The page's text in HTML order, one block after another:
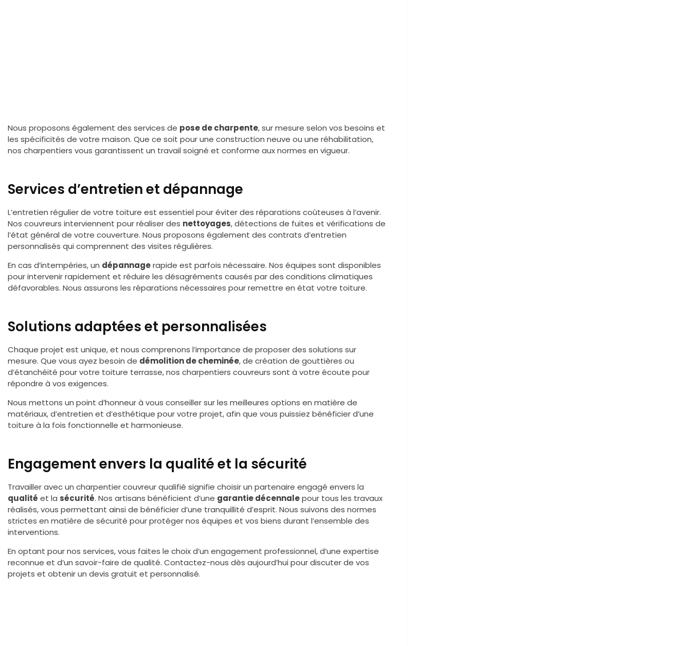
Nous proposons également des services de pose de charpente, sur mesure selon vos besoins et
les spécificités de votre maison. Que ce soit pour une construction neuve ou une réhabilitation,
nos charpentiers vous garantissent un travail soigné et conforme aux normes en vigueur.
Services d’entretien et dépannage
L’entretien régulier de votre toiture est essentiel pour éviter des réparations coûteuses à l’avenir.
Nos couvreurs interviennent pour réaliser des nettoyages, détections de fuites et vérifications de
l’état général de votre couverture. Nous proposons également des contrats d’entretien
personnalisés qui comprennent des visites régulières.
En cas d’intempéries, un dépannagerapide est parfois nécessaire. Nos équipes sont disponibles
pour intervenir rapidement et réduire les désagréments causés par des conditions climatiques
défavorables. Nous assurons les réparations nécessaires pour remettre en état votre toiture.
Solutions adaptées et personnalisées
Chaque projet est unique, et nous comprenons l’importance de proposer des solutions sur
mesure. Que vous ayez besoin de démolition de cheminée, de création de gouttières ou
d’étanchéité pour votre toiture terrasse, nos charpentiers couvreurs sont à votre écoute pour
répondre à vos exigences.
Nous mettons un point d’honneur à vous conseiller sur les meilleures options en matière de
matériaux, d’entretien et d’esthétique pour votre projet, afin que vous puissiez bénéficier d’une
toiture à la fois fonctionnelle et harmonieuse.
Engagement envers la qualité et la sécurité
Travailler avec un charpentier couvreur qualifié signifie choisir un partenaire engagé envers la
qualité et la sécurité. Nos artisans bénéficient d’une garantie décennalepour tous les travaux
réalisés, vous permettant ainsi de bénéficier d’une tranquillité d’esprit. Nous suivons des normes
strictes en matière de sécurité pour protéger nos équipes et vos biens durant l’ensemble des
interventions.
En optant pour nos services, vous faites le choix d’un engagement professionnel, d’une expertise
reconnue et d’un savoir-faire de qualité. Contactez-nous dès aujourd’hui pour discuter de vos
projets et obtenir un devis gratuit et personnalisé.